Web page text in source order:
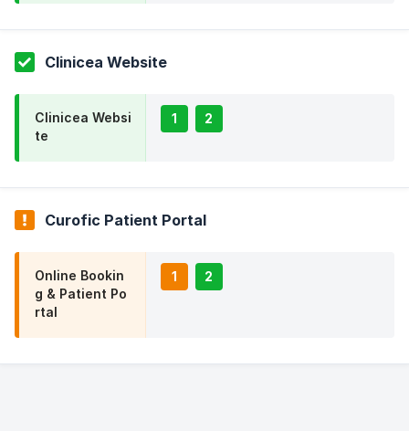
Clinicea Website
Clinicea Websi
te
1 2
Curofic Patient Portal
Online Bookin
g & Patient Po
rtal
1 2